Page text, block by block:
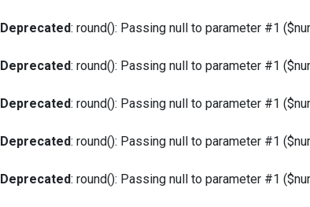
Deprecated: round(): Passing null to parameter #1
Deprecated: round(): Passing null to parameter #1
Deprecated: round(): Passing null to parameter #1
Deprecated: round(): Passing null to parameter #1
Deprecated: round(): Passing null to parameter #1